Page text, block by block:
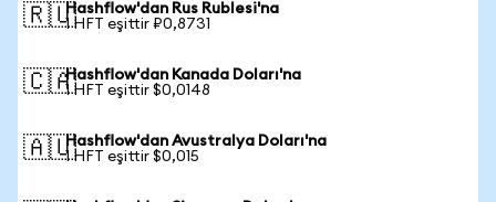
🇷🇺Hashflow'dan Rus Rublesi'na
1 HFT eşittir ₽0,8731
🇨🇦Hashflow'dan Kanada Doları'na
1 HFT eşittir $0,0148
🇦🇺Hashflow'dan Avustralya Doları'na
1 HFT eşittir $0,015